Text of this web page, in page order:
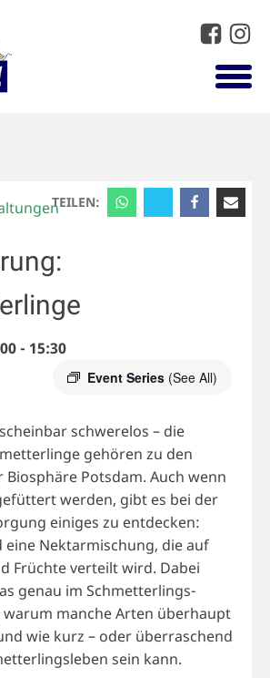
TEILEN:
- 15:30
Event Series (See All)
schwerelos – die
gehören zu den
Biosphäre Potsdam. Auch wenn
werden, gibt es bei der
einiges zu entdecken:
Nektarmischung, die auf
Früchte verteilt wird. Dabei
genau im Schmetterlings-
warum manche Arten überhaupt
wie kurz – oder überraschend
sein kann.